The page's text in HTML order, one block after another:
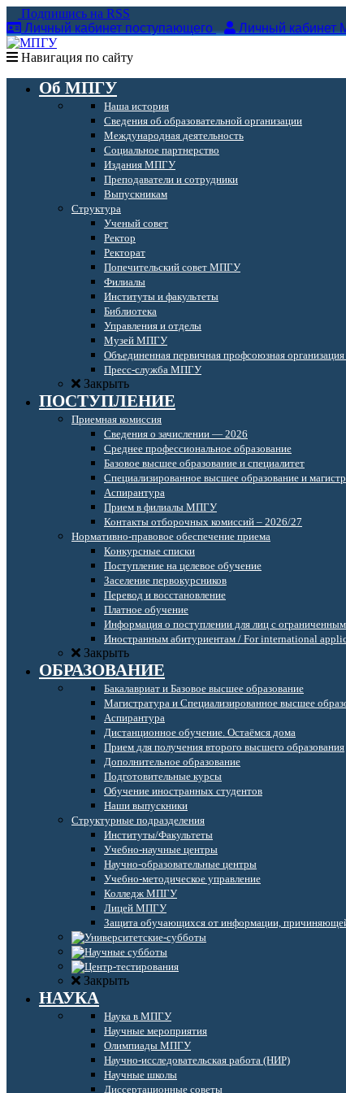
Подпишись на RSS
Личный кабинет поступающего
Личный кабинет
Навигация по сайту
Об МПГУ
Наша история
Сведения об образовательной организации
Международная деятельность
Социальное партнерство
Издания МПГУ
Преподаватели и сотрудники
Выпускникам
Структура
Ученый совет
Ректор
Ректорат
Попечительский совет МПГУ
Филиалы
Институты и факультеты
Библиотека
Управления и отделы
Музей МПГУ
Объединенная первичная профсоюзная
Пресс-служба МПГУ
Закрыть
ПОСТУПЛЕНИЕ
Приемная комиссия
Сведения о зачислении — 2026
Среднее профессиональное образование
Базовое высшее образование и специалитет
Специализированное высшее образование и
Аспирантура
Прием в филиалы МПГУ
Контакты отборочных комиссий – 2026/27
Нормативно-правовое обеспечение приема
Конкурсные списки
Поступление на целевое обучение
Заселение первокурсников
Перевод и восстановление
Платное обучение
Информация о поступлении для лиц с
Иностранным абитуриентам / For international
Закрыть
ОБРАЗОВАНИЕ
Бакалавриат и Базовое высшее образование
Магистратура и Специализированное высшее
Аспирантура
Дистанционное обучение. Остаёмся дома
Прием для получения второго высшего образования
Дополнительное образование
Подготовительные курсы
Обучение иностранных студентов
Наши выпускники
Структурные подразделения
Институты/Факультеты
Учебно-научные центры
Научно-образовательные центры
Учебно-методическое управление
Колледж МПГУ
Лицей МПГУ
Защита обучающихся от информации,
Закрыть
НАУКА
Наука в МПГУ
Научные мероприятия
Олимпиады МПГУ
Научно-исследовательская работа (НИР)
Научные школы
Диссертационные советы